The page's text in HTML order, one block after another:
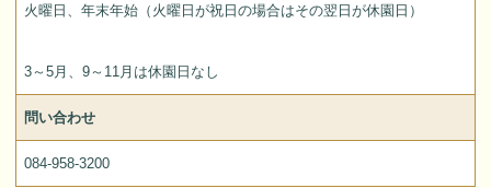
火曜日、年末年始（火曜日が祝日の場合はその翌日が休園日）
3～5月、9～11月は休園日なし
問い合わせ
084-958-3200